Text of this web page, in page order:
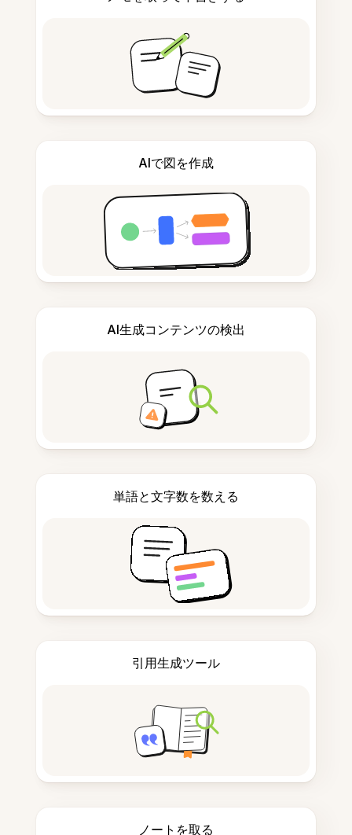
AIで図を作成
AI生成コンテンツの検出
単語と文字数を数える
引用生成ツール
ノートを取る